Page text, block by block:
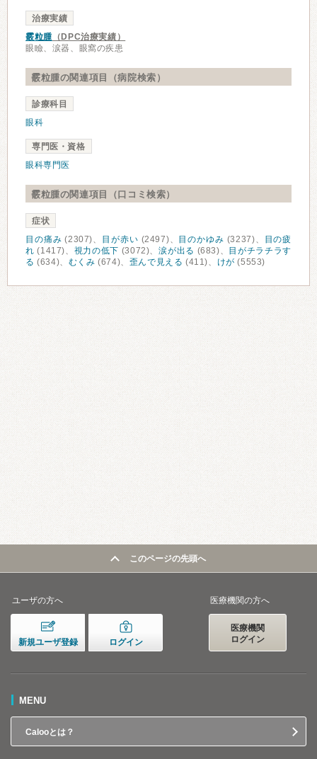
治療実績
霰粒腫（DPC治療実績）
眼瞼、涙器、眼窩の疾患
霰粒腫の関連項目（病院検索）
診療科目
眼科
専門医・資格
眼科専門医
霰粒腫の関連項目（口コミ検索）
症状
目の痛み (2307)、 目が赤い (2497)、 目のかゆみ (3237)、
目の疲
れ (1417)、 視力の低下 (3072)、涙が出る (683)、
目がチラチラす
る (634)、 むくみ (674)、 歪んで見える (411)、 けが (5553)
このページの先頭へ
ユーザの方へ
新規ユーザ登録 ログイン
医療機関の方へ
医療機関
ログイン
MENU
Calooとは？